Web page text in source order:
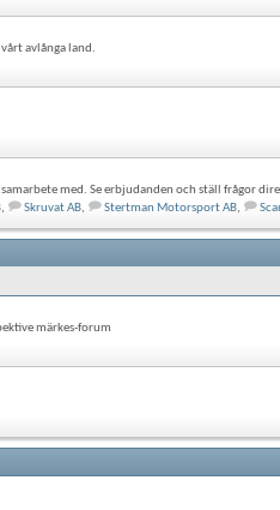
avlånga land.
med. Se erbjudanden och ställ frågor
, Skruvat AB, Stertman Motorsport AB,
märkes-forum